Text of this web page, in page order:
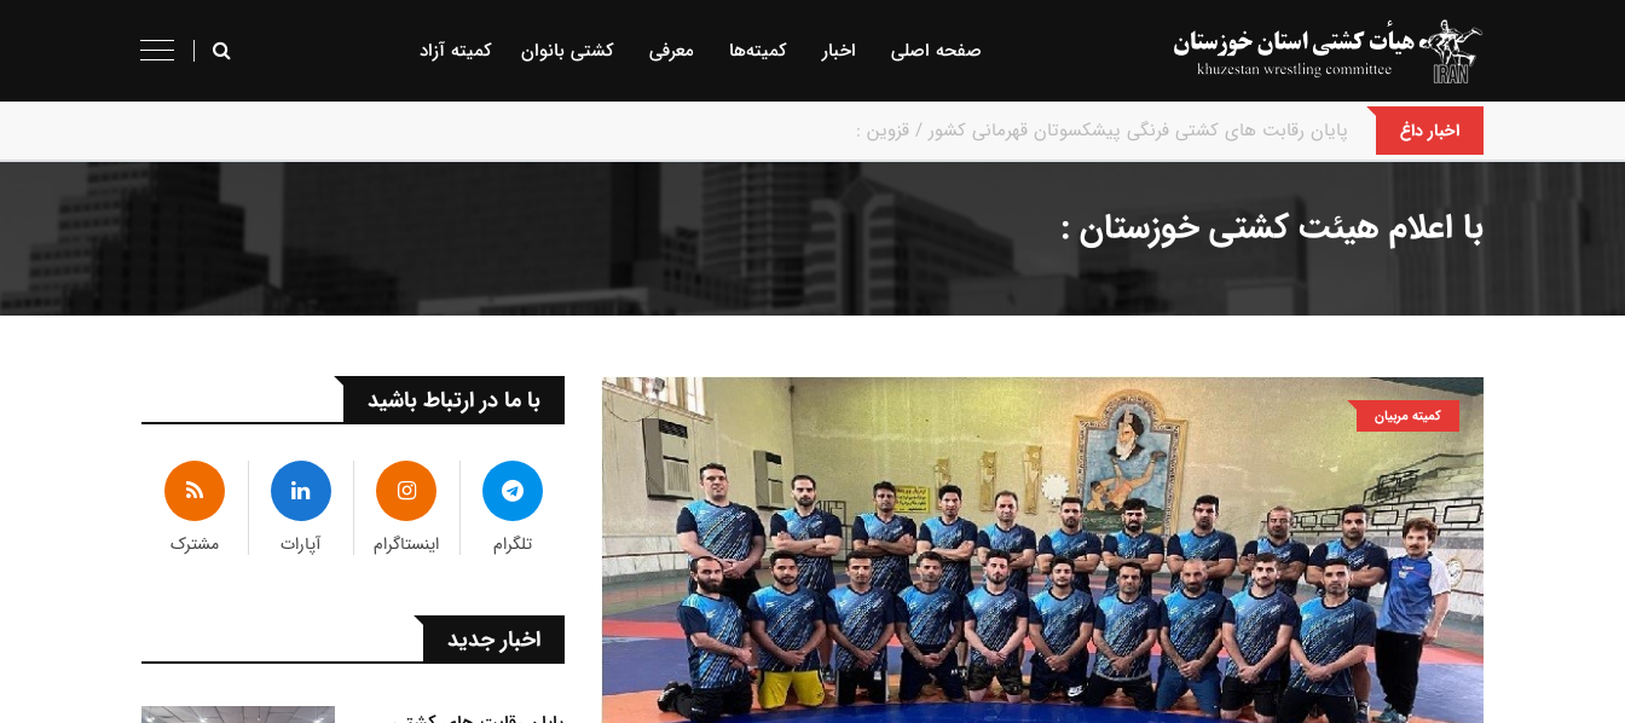
صفحه اصلی اخبار كمیته‌ها معرفی كشتی بانوان کمیته آزاد
اخبار داغ با اعلام هیئت کشتی خوزستان :
با اعلام هیئت کشتی خوزستان :
کمیته مربیان با ما در ارتباط باشید
تلگرام اینستاگرام آپارات مشترک
اخبار جدید